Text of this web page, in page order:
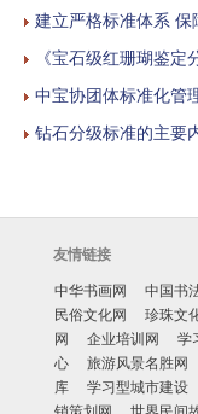
建立严格标准体系
《宝石级红珊瑚鉴
中宝协团体标准化管
钻石分级标准的主要
友情链接
中华书画网
中国书
民俗文化网
珍珠文
网
企业培训网 学
心
旅游风景名胜网
库
学习型城市建设